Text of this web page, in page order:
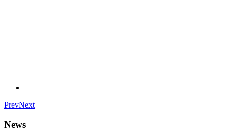
PrevNext
News